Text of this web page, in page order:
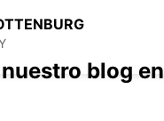
blog en